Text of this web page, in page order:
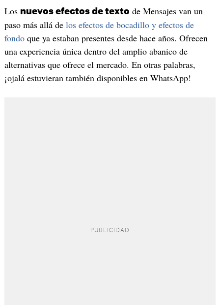
Los nuevos efectos de texto de Mensajes van un
paso más allá de los efectos de bocadillo y efectos de
fondoque ya estaban presentes desde hace años. Ofrecen
una experiencia única dentro del amplio abanico de
alternativas que ofrece el mercado. En otras palabras,
¡ojalá estuvieran también disponibles en WhatsApp!